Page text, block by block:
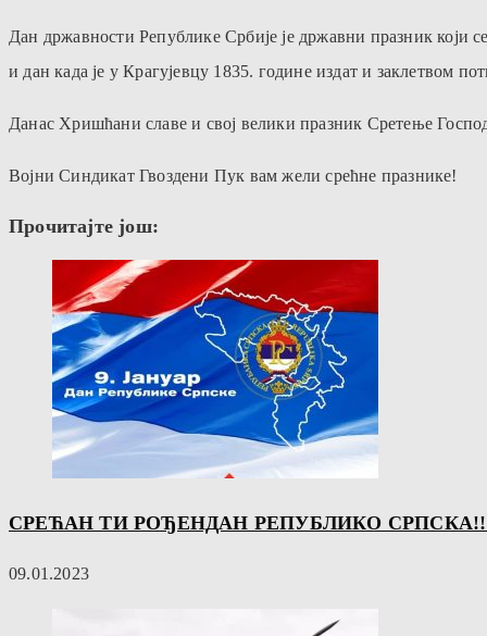
Дан државности Републике Србије је државни празник који
и дан када је у Крагујевцу 1835. године издат и заклетвом
Данас Хришћани славе и свој велики празник Сретење
Војни Синдикат Гвоздени Пук вам жели срећне празнике!
Прочитајте још:
СРЕЋАН ТИ РОЂЕНДАН РЕПУБЛИКО
09.01.2023